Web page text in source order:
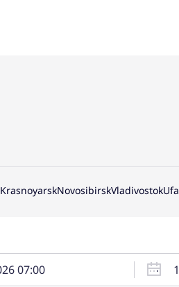
KrasnoyarskNovosibirskVladivostokUfa